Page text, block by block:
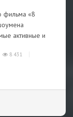
фильма «8
активные и
8 431